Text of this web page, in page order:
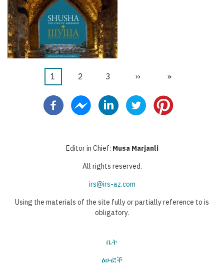
Pagination
Current
1 ገጽ
2 ገጽ
3
Next
››
Last
»
Editor in Chief: Musa Marjanli
All rights reserved.
irs@irs-az.com
Using the materials of the site fully or partially reference to is
obligatory.
ቤት
ፅሁፎች